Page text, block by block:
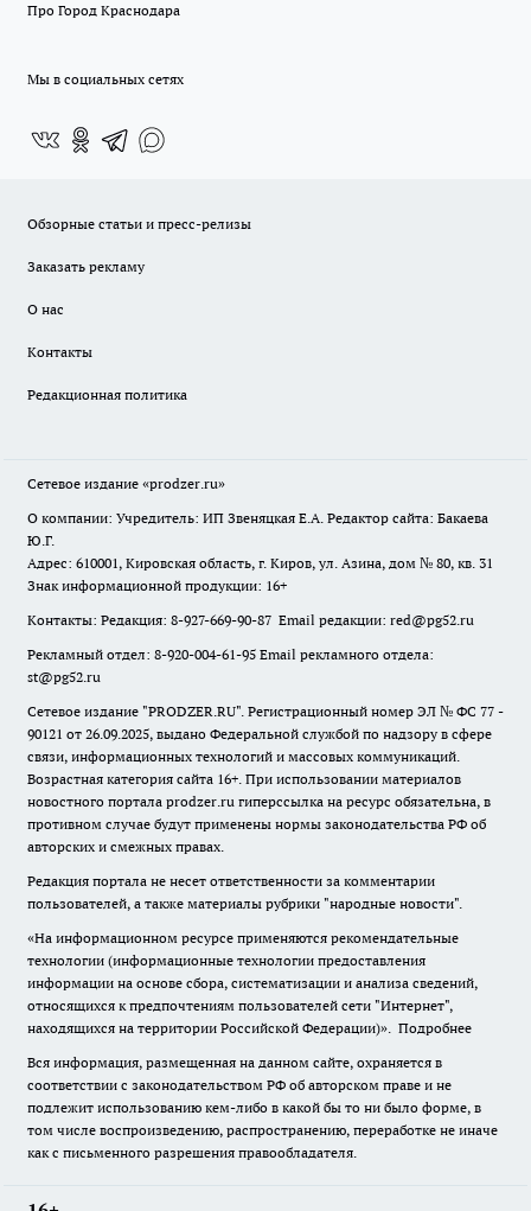
Про Город Краснодара
Мы в социальных сетях
Обзорные статьи и пресс-релизы
Заказать рекламу
О нас
Контакты
Редакционная политика
Сетевое издание «prodzer.ru»
О компании: Учредитель: ИП Звеняцкая Е.А. Редактор сайта: Бакаева
Ю.Г.
Адрес: 610001, Кировская область, г. Киров, ул. Азина, дом № 80, кв. 31
Знак информационной продукции: 16+
Контакты: Редакция: 8-927-669-90-87 Email редакции: red@pg52.ru
Рекламный отдел: 8-920-004-61-95 Email рекламного отдела:
st@pg52.ru
Сетевое издание "PRODZER.RU". Регистрационный номер ЭЛ № ФС 77 -
90121 от 26.09.2025, выдано Федеральной службой по надзору в сфере
связи, информационных технологий и массовых коммуникаций.
Возрастная категория сайта 16+. При использовании материалов
новостного портала prodzer.ru гиперссылка на ресурс обязательна, в
противном случае будут применены нормы законодательства РФ об
авторских и смежных правах.
Редакция портала не несет ответственности за комментарии
пользователей, а также материалы рубрики "народные новости".
«На информационном ресурсе применяются рекомендательные
технологии (информационные технологии предоставления
информации на основе сбора, систематизации и анализа сведений,
относящихся к предпочтениям пользователей сети "Интернет",
находящихся на территории Российской Федерации)». Подробнее
Вся информация, размещенная на данном сайте, охраняется в
соответствии с законодательством РФ об авторском праве и не
подлежит использованию кем-либо в какой бы то ни было форме, в
том числе воспроизведению, распространению, переработке не иначе
как с письменного разрешения правообладателя.